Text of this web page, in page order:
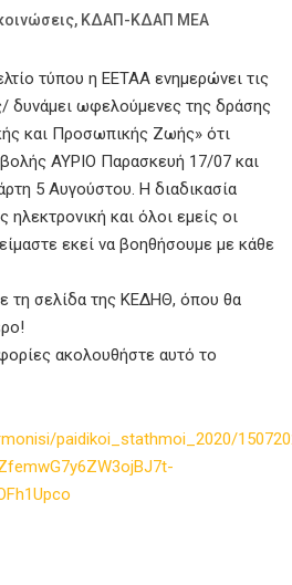
, ΚΔΑΠ-ΚΔΑΠ ΜΕΑ
τύπου η ΕΕΤΑΑ ενημερώνει τις
δυνάμει ωφελούμενες της δράσης
και Προσωπικής Ζωής» ότι
ΑΥΡΙΟ Παρασκευή 17/07 και
5 Αυγούστου. Η διαδικασία
ηλεκτρονική και όλοι εμείς οι
εκεί να βοηθήσουμε με κάθε
τη σελίδα της ΚΕΔΗΘ, όπου θα
ακολουθήστε αυτό το
paidikoi_stathmoi_2020/